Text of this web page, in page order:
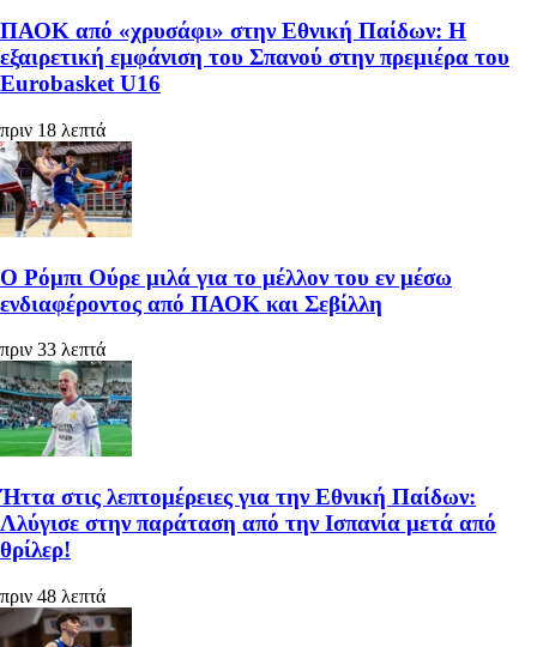
ΠΑΟΚ από «χρυσάφι» στην Εθνική Παίδων: Η
εξαιρετική εμφάνιση του Σπανού στην πρεμιέρα του
Eurobasket U16
πριν 18 λεπτά
Ο Ρόμπι Ούρε μιλά για το μέλλον του εν μέσω
ενδιαφέροντος από ΠΑΟΚ και Σεβίλλη
πριν 33 λεπτά
Ήττα στις λεπτομέρειες για την Εθνική Παίδων:
Λλύγισε στην παράταση από την Ισπανία μετά από
θρίλερ!
πριν 48 λεπτά